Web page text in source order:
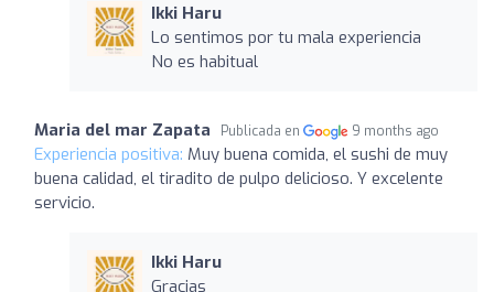
Ikki Haru
Lo sentimos por tu mala experiencia
No es habitual
Maria del mar Zapata Publicada en 9 months ago
Experiencia positiva: Muy buena comida, el sushi de muy
buena calidad, el tiradito de pulpo delicioso. Y excelente
servicio.
Ikki Haru
Gracias